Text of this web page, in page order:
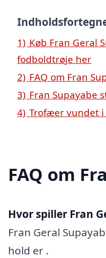
1) Køb Fran Geral
fodboldtrøje her
2) FAQ om Fran
3) Fran Supayabe
4) Trofæer vundet
FAQ om
Hvor spiller Fran
Fran Geral
hold er .